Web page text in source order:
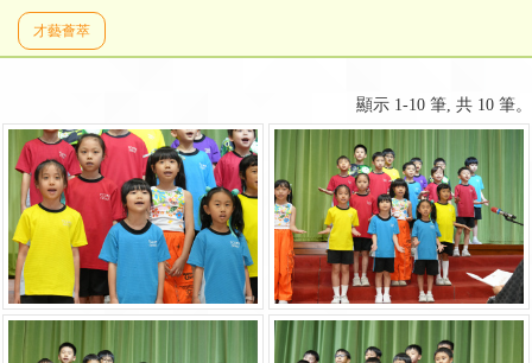
才藝薈萃
顯示 1-10 筆, 共 10 筆。